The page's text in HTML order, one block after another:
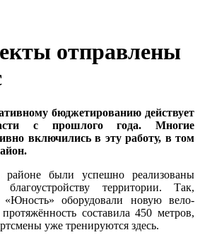
отправлены
бюджетированию действует
с прошлого года. Многие
включились в эту работу, в том
были успешно реализованы
территории. Так,
оборудовали новую вело-
составила 450 метров,
уже тренируются здесь.